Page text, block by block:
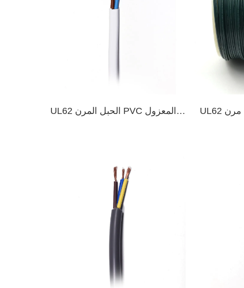
UL62 الحبل المرن PVC المعزول UL62 سلك مرن PVC معزول SPT-